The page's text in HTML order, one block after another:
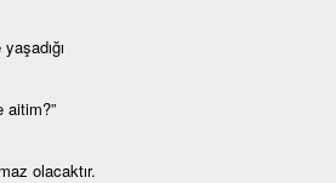
aitim?”
olacaktır.